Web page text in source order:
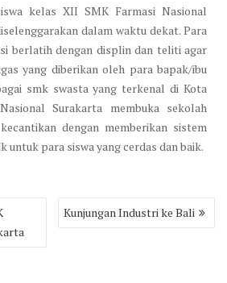
kelas XII SMK Farmasi Nasional
dalam waktu dekat. Para
berlatih dengan displin dan teliti agar
yang diberikan oleh para bapak/ibu
smk swasta yang terkenal di Kota
Surakarta membuka sekolah
dengan memberikan sistem
untuk para siswa yang cerdas dan baik.
Kunjungan Industri ke Bali